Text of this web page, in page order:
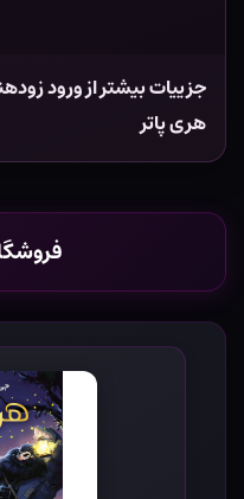
جزییات بیشتر از ورود
هری پاتر